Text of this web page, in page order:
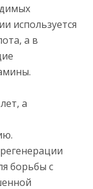
используется
а в
а
борьбы с